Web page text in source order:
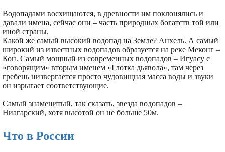
Водопадами восхищаются, в древности им поклонялись и
давали имена, сейчас они – часть природных богатств той или
иной страны.
Какой же самый высокий водопад на Земле? Анхель. А самый
широкий из известных водопадов образуется на реке Меконг –
Кон. Самый мощный из современных водопадов – Игуасу с
«говорящим» вторым именем «Глотка дьявола», там через
гребень низвергается просто чудовищная масса воды и звуки
он изрыгает соответствующие.
Самый знаменитый, так сказать, звезда водопадов –
Ниагарский, хотя высотой он не больше 50м.
Что в России